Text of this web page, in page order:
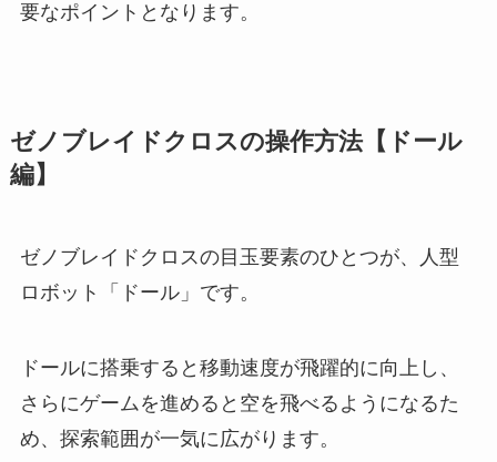
要なポイントとなります。
ゼノブレイドクロスの操作方法【ドール
編】
ゼノブレイドクロスの目玉要素のひとつが、人型
ロボット「ドール」です。
ドールに搭乗すると移動速度が飛躍的に向上し、
さらにゲームを進めると空を飛べるようになるた
め、探索範囲が一気に広がります。